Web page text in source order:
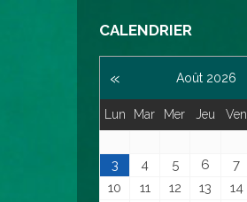
CALENDRIER
« Août 2026
Lun Mar Mer Jeu Ven
3
4 5 6 7
10
11 12 13 14